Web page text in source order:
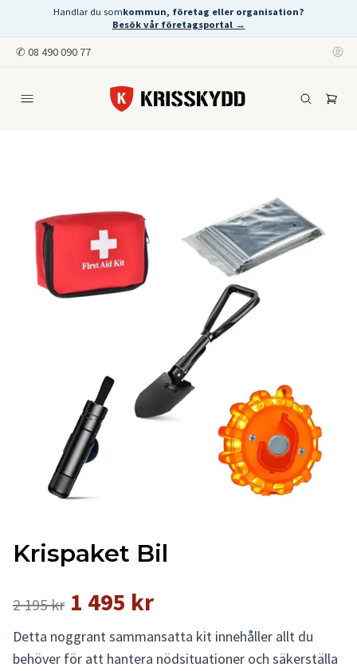
Handlar du somkommun, företag eller organisation?
Besök vår företagsportal →
✆ 08 490 090 77
Krispaket Bil
2 195 kr 1 495 kr
Detta noggrant sammansatta kit innehåller allt du
behöver för att hantera nödsituationer och säkerställa